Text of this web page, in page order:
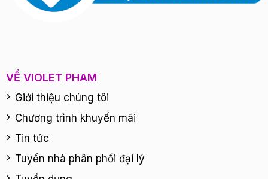
VỀ VIOLET PHAM
Giới thiệu chúng tôi
Chương trình khuyến mãi
Tin tức
Tuyển nhà phân phối đại lý